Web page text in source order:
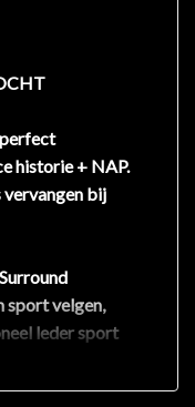
perfect
historie + NAP.
bij
sport velgen,
leder sport
aansluiting
display, interieur: